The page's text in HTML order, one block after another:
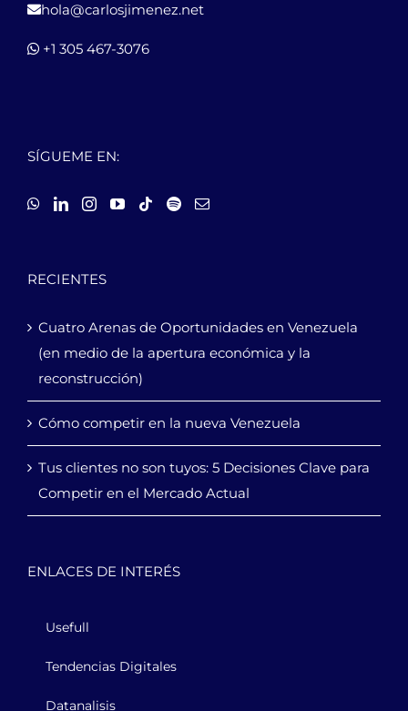
hola@carlosjimenez.net
+1 305 467-3076
SÍGUEME EN:
RECIENTES
Cuatro Arenas de Oportunidades en Venezuela
(en medio de la apertura económica y la
reconstrucción)
Cómo competir en la nueva Venezuela
Tus clientes no son tuyos: 5 Decisiones Clave para
Competir en el Mercado Actual
ENLACES DE INTERÉS
Usefull
Tendencias Digitales
Datanalisis